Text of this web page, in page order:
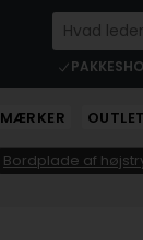
MÆRKER OUTLET
Bordplade af